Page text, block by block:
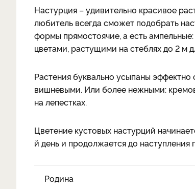
Настурция – удивительно красивое
любитель всегда сможет подобрать
формы прямостоячие, а есть
цветами, растущими на стеблях до 2 м
Растения буквально усыпаны
вишневыми. Или более нежными:
на лепестках.
Цветение кустовых настурций
й день и продолжается до наступления
Родина